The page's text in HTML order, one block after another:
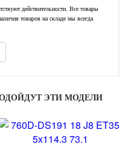
действительности. Все товары
товаров на складе мы всегда
ЭТИ МОДЕЛИ